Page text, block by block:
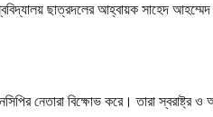
ছাত্রদলের আহ্বায়ক সাহেদ
বিক্ষোভ করে। তারা স্বরাষ্ট্র ও